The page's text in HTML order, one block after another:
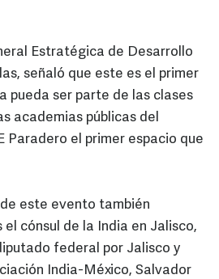
Estratégica de Desarrollo
señaló que este es el primer
pueda ser parte de las clases
academias públicas del
Paradero el primer espacio que
este evento también
cónsul de la India en Jalisco,
federal por Jalisco y
India-México, Salvador